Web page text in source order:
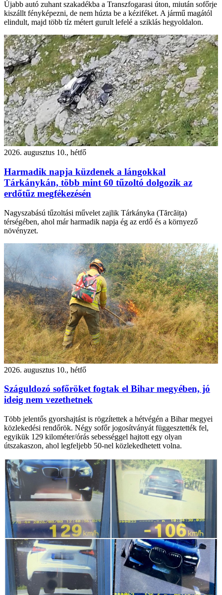
Újabb autó zuhant szakadékba a Transzfogarasi úton, miután sofőrje
kiszállt fényképezni, de nem húzta be a kéziféket. A jármű magától
elindult, majd több tíz métert gurult lefelé a sziklás hegyoldalon.
2026. augusztus 10., hétfő
Harmadik napja küzdenek a lángokkal
Tárkánykán, több mint 60 tűzoltó dolgozik az
erdőtűz megfékezésén
Nagyszabású tűzoltási művelet zajlik Tárkányka (Tărcăița)
térségében, ahol már harmadik napja ég az erdő és a környező
növényzet.
2026. augusztus 10., hétfő
Száguldozó sofőröket fogtak el Bihar megyében, jó
ideig nem vezethetnek
Több jelentős gyorshajtást is rögzítettek a hétvégén a Bihar megyei
közlekedési rendőrök. Négy sofőr jogosítványát függesztették fel,
egyikük 129 kilométer/órás sebességgel hajtott egy olyan
útszakaszon, ahol legfeljebb 50-nel közlekedhetett volna.